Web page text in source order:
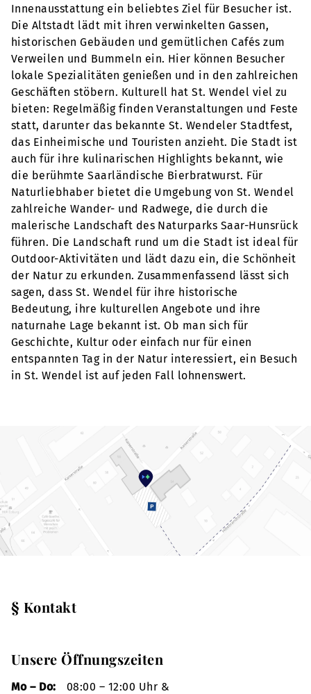
Innenausstattung ein beliebtes Ziel für Besucher ist.
Die Altstadt lädt mit ihren verwinkelten Gassen,
historischen Gebäuden und gemütlichen Cafés zum
Verweilen und Bummeln ein. Hier können Besucher
lokale Spezialitäten genießen und in den zahlreichen
Geschäften stöbern. Kulturell hat St. Wendel viel zu
bieten: Regelmäßig finden Veranstaltungen und Feste
statt, darunter das bekannte St. Wendeler Stadtfest,
das Einheimische und Touristen anzieht. Die Stadt ist
auch für ihre kulinarischen Highlights bekannt, wie
die berühmte Saarländische Bierbratwurst. Für
Naturliebhaber bietet die Umgebung von St. Wendel
zahlreiche Wander- und Radwege, die durch die
malerische Landschaft des Naturparks Saar-Hunsrück
führen. Die Landschaft rund um die Stadt ist ideal für
Outdoor-Aktivitäten und lädt dazu ein, die Schönheit
der Natur zu erkunden. Zusammenfassend lässt sich
sagen, dass St. Wendel für ihre historische
Bedeutung, ihre kulturellen Angebote und ihre
naturnahe Lage bekannt ist. Ob man sich für
Geschichte, Kultur oder einfach nur für einen
entspannten Tag in der Natur interessiert, ein Besuch
in St. Wendel ist auf jeden Fall lohnenswert.
§ Kontakt
Unsere Öffnungszeiten
Mo – Do:
08:00 – 12:00 Uhr &